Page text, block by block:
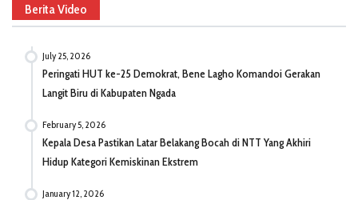
Berita Video
July 25, 2026
Peringati HUT ke-25 Demokrat, Bene Lagho Komandoi Gerakan
Langit Biru di Kabupaten Ngada
February 5, 2026
Kepala Desa Pastikan Latar Belakang Bocah di NTT Yang Akhiri
Hidup Kategori Kemiskinan Ekstrem
January 12, 2026